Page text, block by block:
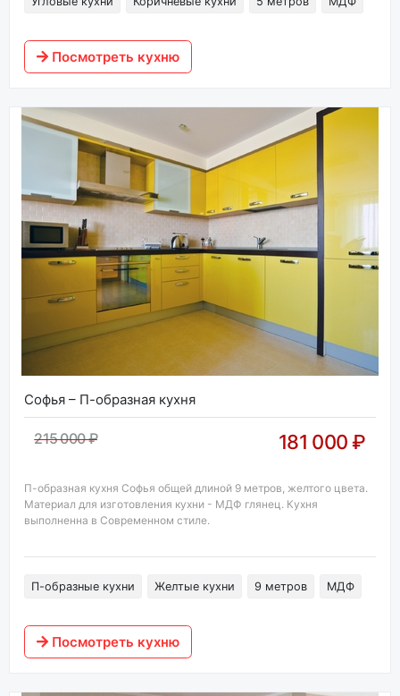
Посмотреть кухню
Софья – П-образная кухня
215 000 ₽ 181 000 ₽
П-образная кухня Софья общей длиной 9 метров, желтого цвета.
Материал для изготовления кухни - МДФ глянец. Кухня
выполненна в Современном стиле.
П-образные кухни Желтые кухни 9 метров МДФ
Посмотреть кухню